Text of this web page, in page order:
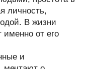
личность,
В жизни
именно от его
и